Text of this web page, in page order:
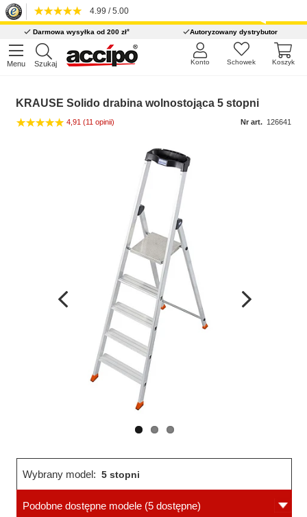
4.99 / 5.00
Darmowa wysyłka od 200 zł* Autoryzowany dystrybutor
Menu Szukaj Koszyk
Schowek
Konto
KRAUSE Solido drabina wolnostojąca 5 stopni
4,91 (11 opinii) Nr art. 126641
Wcześniejsza
Wybrany model: 5 stopni
Podobne dostępne modele (5 dostępne)